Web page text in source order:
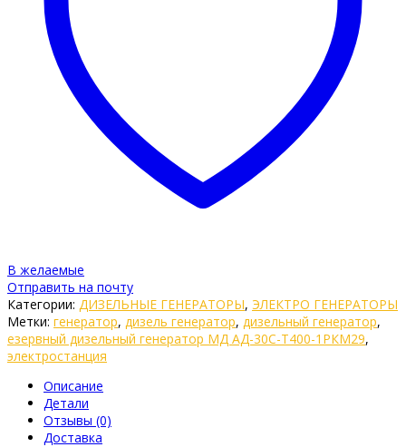
В желаемые
Отправить на почту
Категории: ДИЗЕЛЬНЫЕ ГЕНЕРАТОРЫ, ЭЛЕКТРО ГЕНЕРАТОРЫ
Метки: генератор, дизель генератор, дизельный генератор,
езервный дизельный генератор МД АД-30С-Т400-1РКМ29,
электростанция
Описание
Детали
Отзывы (0)
Доставка